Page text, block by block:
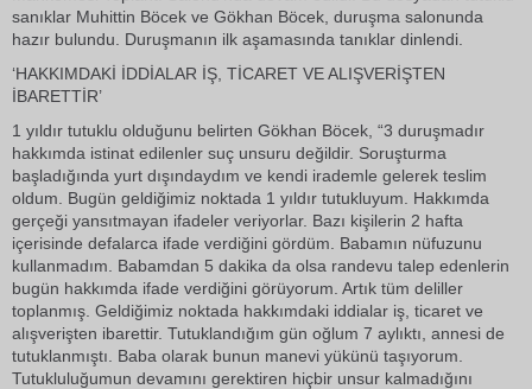
sanıklar Muhittin Böcek ve Gökhan Böcek, duruşma salonunda
hazır bulundu. Duruşmanın ilk aşamasında tanıklar dinlendi.
‘HAKKIMDAKİ İDDİALAR İŞ, TİCARET VE ALIŞVERİŞTEN
İBARETTİR’
1 yıldır tutuklu olduğunu belirten Gökhan Böcek, “3 duruşmadır
hakkımda istinat edilenler suç unsuru değildir. Soruşturma
başladığında yurt dışındaydım ve kendi irademle gelerek teslim
oldum. Bugün geldiğimiz noktada 1 yıldır tutukluyum. Hakkımda
gerçeği yansıtmayan ifadeler veriyorlar. Bazı kişilerin 2 hafta
içerisinde defalarca ifade verdiğini gördüm. Babamın nüfuzunu
kullanmadım. Babamdan 5 dakika da olsa randevu talep edenlerin
bugün hakkımda ifade verdiğini görüyorum. Artık tüm deliller
toplanmış. Geldiğimiz noktada hakkımdaki iddialar iş, ticaret ve
alışverişten ibarettir. Tutuklandığım gün oğlum 7 aylıktı, annesi de
tutuklanmıştı. Baba olarak bunun manevi yükünü taşıyorum.
Tutukluluğumun devamını gerektiren hiçbir unsur kalmadığını